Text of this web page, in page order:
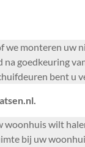
monteren
goedkeuring
bent u
wilt
bij uw